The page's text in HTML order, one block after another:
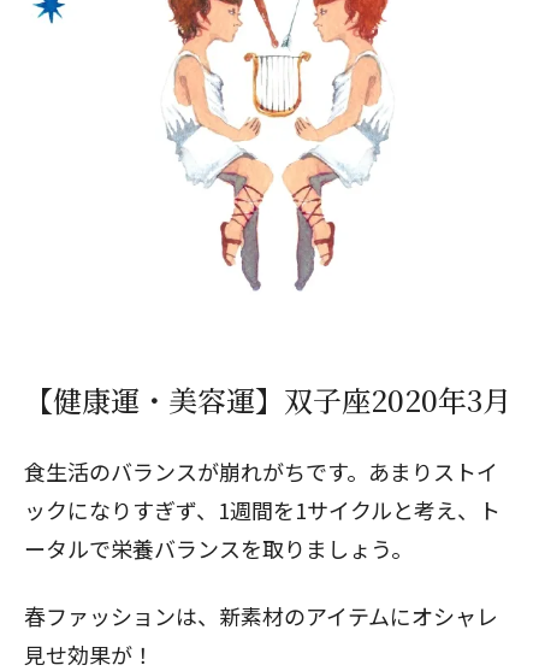
【健康運・美容運】双子座2020年3月
食生活のバランスが崩れがちです。あまりストイ
ックになりすぎず、1週間を1サイクルと考え、ト
ータルで栄養バランスを取りましょう。
春ファッションは、新素材のアイテムにオシャレ
見せ効果が！